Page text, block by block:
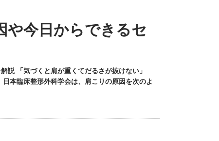
や今日からできるセ
説 「気づくと肩が重くてだるさが抜けない」
本臨床整形外科学会は、肩こりの原因を次のよ